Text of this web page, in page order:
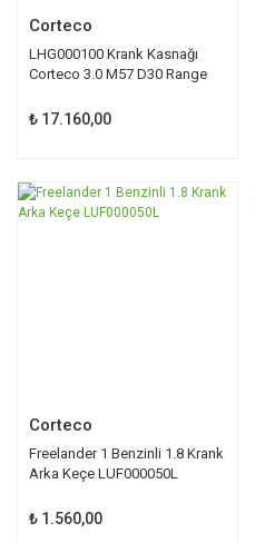
Corteco
LHG000100 Krank Kasnağı
Corteco 3.0 M57 D30 Range
₺ 17.160,00
Corteco
Freelander 1 Benzinli 1.8 Krank
Arka Keçe LUF000050L
₺ 1.560,00